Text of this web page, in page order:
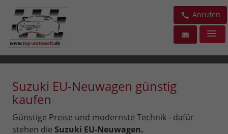
Anrufen
Suzuki EU-Neuwagen günstig
kaufen
Günstige Preise und modernste Technik - dafür
stehen die Suzuki EU-Neuwagen.